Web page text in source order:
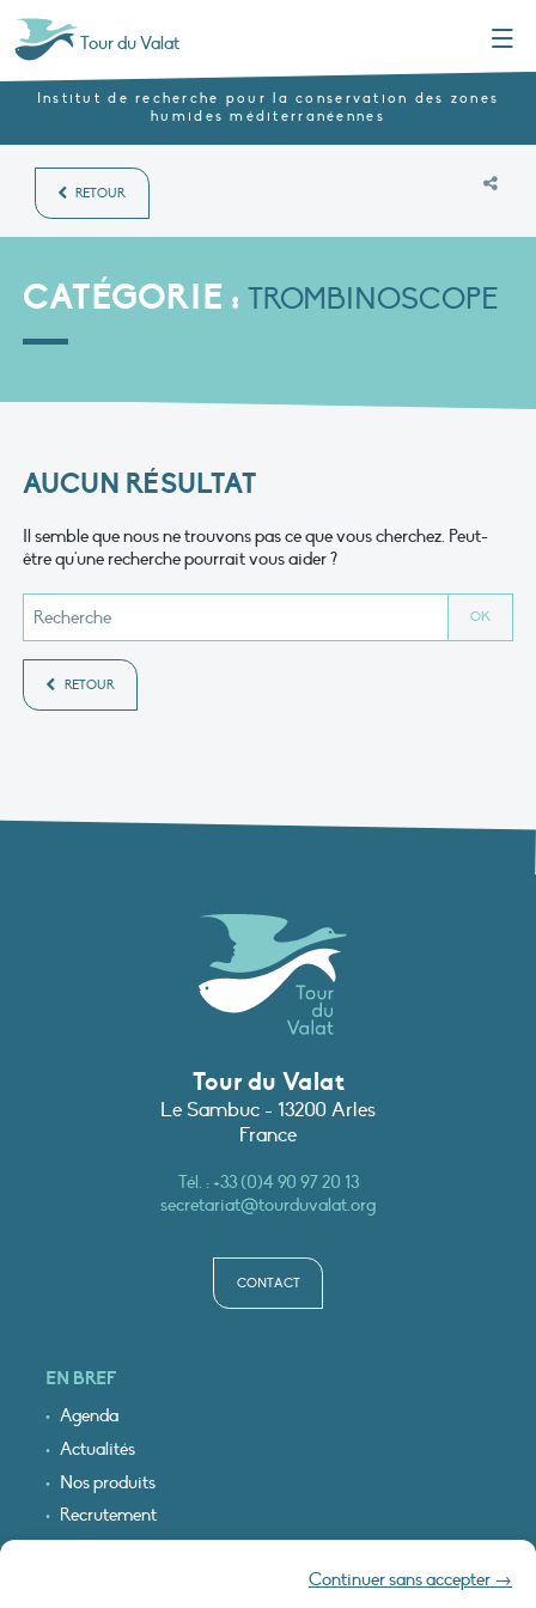
Continuer sans accepter →
Tour du Valat
Institut de recherche pour la conservation des zones
humides méditerranéennes
RETOUR
CATÉGORIE : TROMBINOSCOPE
AUCUN RÉSULTAT
Il semble que nous ne trouvons pas ce que vous cherchez. Peut-
être qu'une recherche pourrait vous aider ?
RETOUR
Tour du Valat
Le Sambuc - 13200 Arles
France
Tél. :+33 (0)4 90 97 20 13
secretariat@tourduvalat.org
CONTACT
EN BREF
Agenda
Actualités
Nos produits
Recrutement